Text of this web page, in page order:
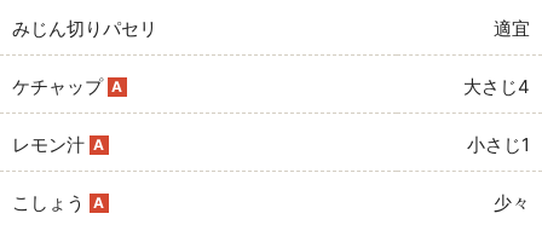
みじん切りパセリ 適宜
ケチャップ A 大さじ4
レモン汁 A 小さじ1
こしょう A 少々